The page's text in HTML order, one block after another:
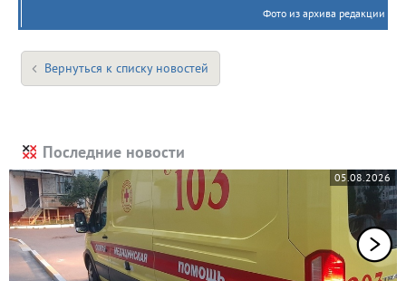
Фото из архива редакции
Вернуться к списку новостей
Последние новости
05.08.2026